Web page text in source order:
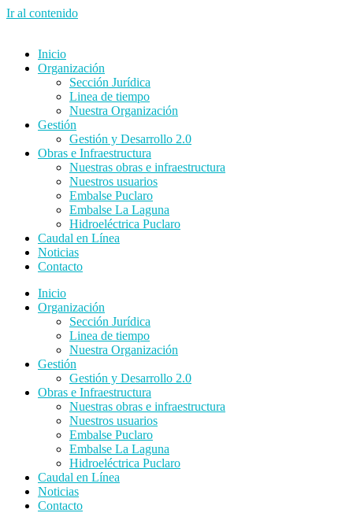
Ir al contenido
Inicio
Organización
Sección Jurídica
Linea de tiempo
Nuestra Organización
Gestión
Gestión y Desarrollo 2.0
Obras e Infraestructura
Nuestras obras e infraestructura
Nuestros usuarios
Embalse Puclaro
Embalse La Laguna
Hidroeléctrica Puclaro
Caudal en Línea
Noticias
Contacto
Inicio
Organización
Sección Jurídica
Linea de tiempo
Nuestra Organización
Gestión
Gestión y Desarrollo 2.0
Obras e Infraestructura
Nuestras obras e infraestructura
Nuestros usuarios
Embalse Puclaro
Embalse La Laguna
Hidroeléctrica Puclaro
Caudal en Línea
Noticias
Contacto